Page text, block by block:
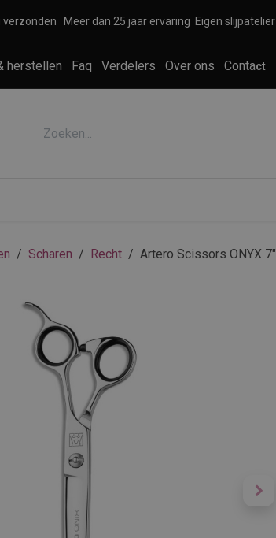
verzonden Meer dan 25 jaar ervaring Eigen slijpatelier
herstellen Faq Verdelers Over ons Contact
Scharen Recht Artero Scissors ONYX 7"